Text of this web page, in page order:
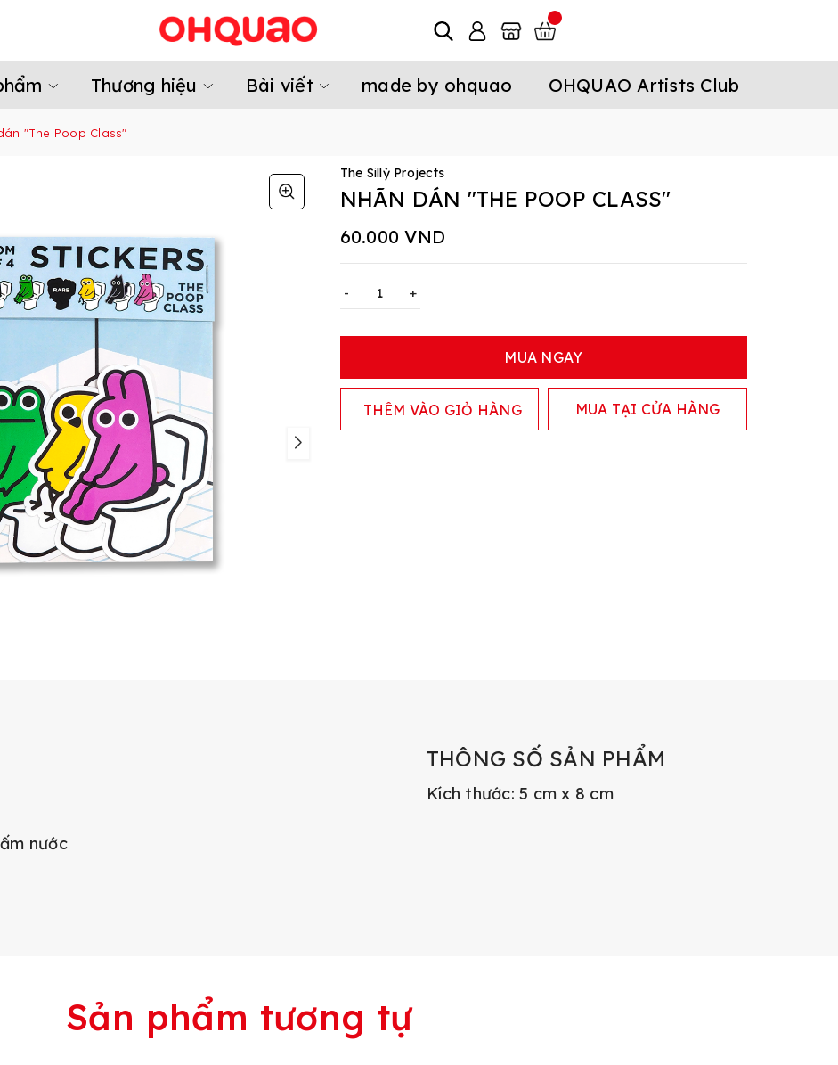
Thương hiệu Bài viết made by ohquao OHQUAO Artists Club
"The Poop Class"
The Sillỳ Projects
NHÃN DÁN "THE POOP CLASS"
60.000 VND
- +
MUA NGAY
THÊM VÀO GIỎ HÀNG MUA TẠI CỬA HÀNG
nước
THÔNG SỐ SẢN PHẨM
Kích thước: 5 cm x 8 cm
Sản phẩm tương tự